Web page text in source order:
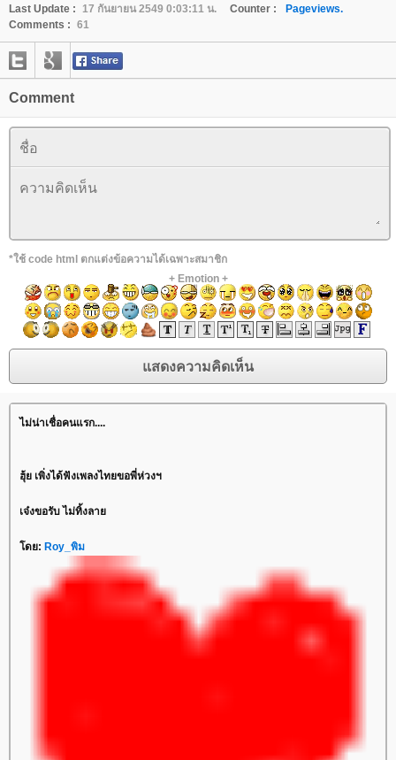
Last Update : 17 กันยายน 2549 0:03:11 น. Counter :
Pageviews.
Comments : 61
Comment
*ใช้ code html ตกแต่งข้อความได้เฉพาะสมาชิก
+ Emotion+
ไม่น่าเชื่อคนแรก....
ฮุ้ย เพิ่งได้ฟังเพลงไทยขอพี่ห่วงฯ
เจ๋งขอรับ ไม่ทิ้งลาย
โดย: Roy_พิม